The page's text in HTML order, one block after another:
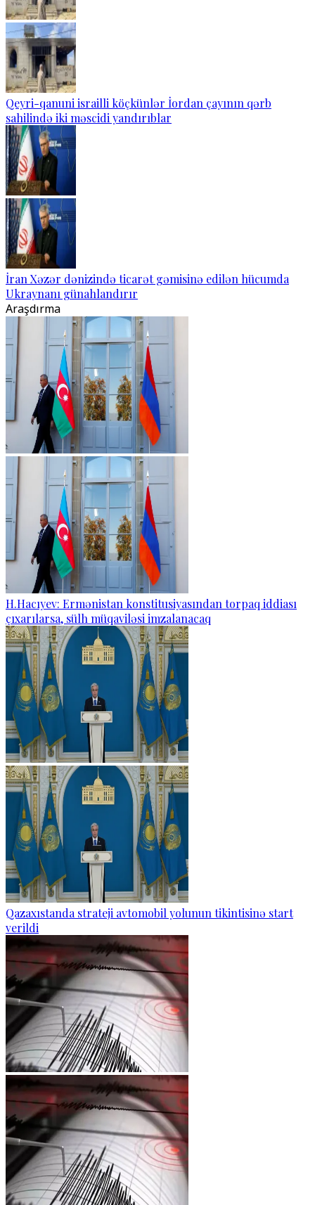
Qeyri-qanuni israilli köçkünlər İordan çayının qərb
sahilində iki məscidi yandırıblar
İran Xəzər dənizində ticarət gəmisinə edilən hücumda
Ukraynanı günahlandırır
Araşdırma
H.Hacıyev: Ermənistan konstitusiyasından torpaq iddiası
çıxarılarsa, sülh müqaviləsi imzalanacaq
Qazaxıstanda strateji avtomobil yolunun tikintisinə start
verildi